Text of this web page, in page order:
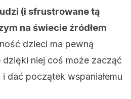
(i sfrustrowane tą
na świecie źródłem
dzieci ma pewną
dzięki niej coś może zacząć
i dać początek wspaniałemu